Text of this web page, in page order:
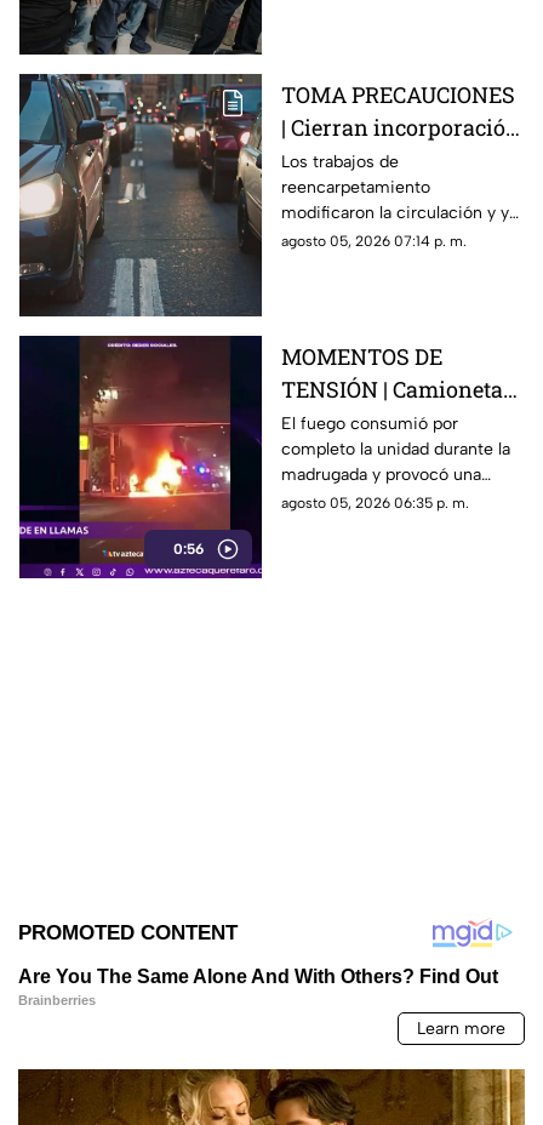
TOMA PRECAUCIONES
| Cierran incorporación
hacia la carretera 57;
esta es la zona afectada
Los trabajos de
reencarpetamiento
modificaron la circulación y ya
generan carga vehicular en el
agosto 05, 2026 07:14 p. m.
0:56
MOMENTOS DE
TENSIÓN | Camioneta
termina calcinada
sobre avenida
Constituyentes; así se
vivió el momento
El fuego consumió por
completo la unidad durante la
madrugada y provocó una
intensa movilización en una de
agosto 05, 2026 06:35 p. m.